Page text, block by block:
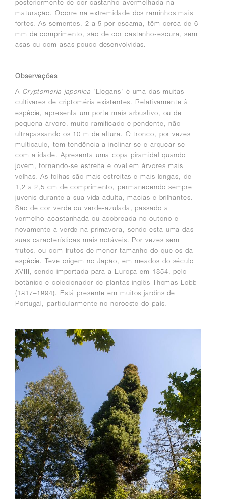
posteriormente de cor castanho-avermelhada na
maturação. Ocorre na extremidade dos raminhos mais
fortes. As sementes, 2 a 5 por escama, têm cerca de 6
mm de comprimento, são de cor castanho-escura, sem
asas ou com asas pouco desenvolvidas.
Observações
A Cryptomeria japonica 'Elegans' é uma das muitas
cultivares de criptoméria existentes. Relativamente à
espécie, apresenta um porte mais arbustivo, ou de
pequena árvore, muito ramificado e pendente, não
ultrapassando os 10 m de altura. O tronco, por vezes
multicaule, tem tendência a inclinar-se e arquear-se
com a idade. Apresenta uma copa piramidal quando
jovem, tornando-se estreita e oval em árvores mais
velhas. As folhas são mais estreitas e mais longas, de
1,2 a 2,5 cm de comprimento, permanecendo sempre
juvenis durante a sua vida adulta, macias e brilhantes.
São de cor verde ou verde-azulada, passado a
vermelho-acastanhada ou acobreada no outono e
novamente a verde na primavera, sendo esta uma das
suas características mais notáveis. Por vezes sem
frutos, ou com frutos de menor tamanho do que os da
espécie. Teve origem no Japão, em meados do século
XVIII, sendo importada para a Europa em 1854, pelo
botânico e colecionador de plantas inglês Thomas Lobb
(1817–1894). Está presente em muitos jardins de
Portugal, particularmente no noroeste do país.